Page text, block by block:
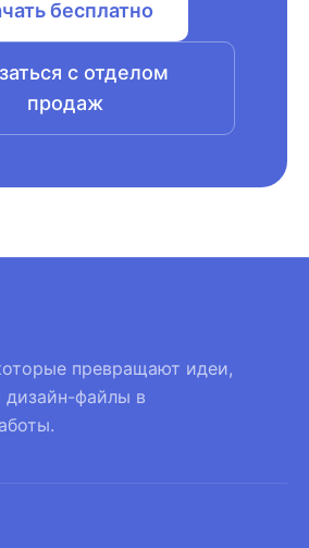
бесплатно
с отделом
продаж
превращают идеи,
дизайн-файлы в